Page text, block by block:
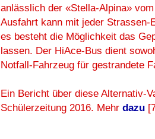
anlässlich der «Stella-Alpina»
Ausfahrt kann mit jeder Strassen-
es besteht die Möglichkeit das
lassen. Der HiAce-Bus dient
Notfall-Fahrzeug für gestrandete
Ein Bericht über diese Alternativ-
Schülerzeitung 2016. Mehr dazu